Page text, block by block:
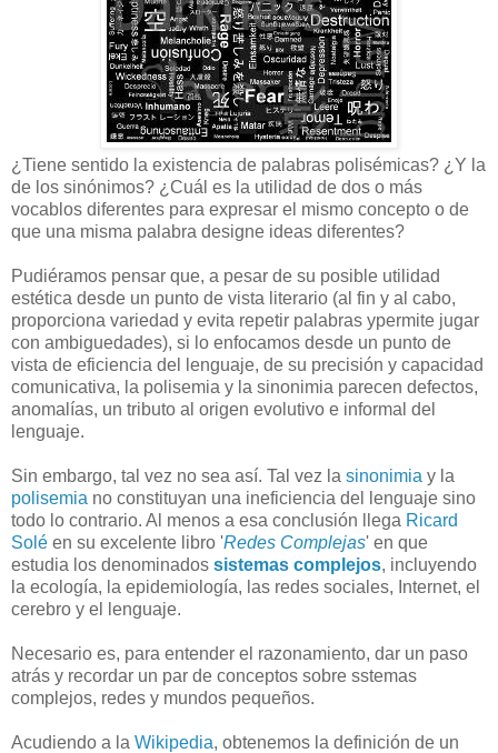
¿Tiene sentido la existencia de palabras polisémicas? ¿Y la
de los sinónimos? ¿Cuál es la utilidad de dos o más
vocablos diferentes para expresar el mismo concepto o de
que una misma palabra designe ideas diferentes?
Pudiéramos pensar que, a pesar de su posible utilidad
estética desde un punto de vista literario (al fin y al cabo,
proporciona variedad y evita repetir palabras ypermite jugar
con ambiguedades), si lo enfocamos desde un punto de
vista de eficiencia del lenguaje, de su precisión y capacidad
comunicativa, la polisemia y la sinonimia parecen defectos,
anomalías, un tributo al origen evolutivo e informal del
lenguaje.
Sin embargo, tal vez no sea así. Tal vez la sinonimia y la
polisemia no constituyan una ineficiencia del lenguaje sino
todo lo contrario. Al menos a esa conclusión llega Ricard
Solé en su excelente libro 'Redes Complejas' en que
estudia los denominados sistemas complejos, incluyendo
la ecología, la epidemiología, las redes sociales, Internet, el
cerebro y el lenguaje.
Necesario es, para entender el razonamiento, dar un paso
atrás y recordar un par de conceptos sobre sstemas
complejos, redes y mundos pequeños.
Acudiendo a la Wikipedia, obtenemos la definición de un